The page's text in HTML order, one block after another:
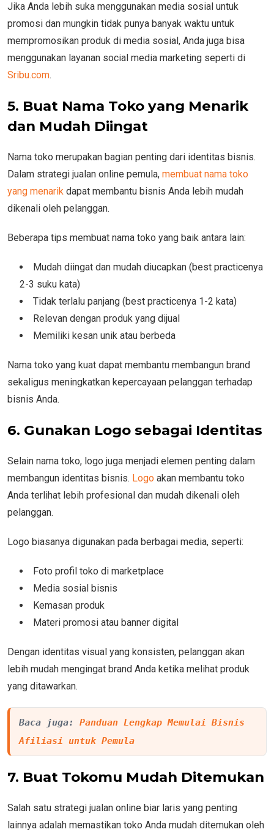
Jika Anda lebih suka menggunakan media sosial untuk
promosi dan mungkin tidak punya banyak waktu untuk
mempromosikan produk di media sosial, Anda juga bisa
menggunakan layanan social media marketing seperti di
Sribu.com.
5. Buat Nama Toko yang Menarik
dan Mudah Diingat
Nama toko merupakan bagian penting dari identitas bisnis.
Dalam strategi jualan online pemula, membuat nama toko
yang menarik dapat membantu bisnis Anda lebih mudah
dikenali oleh pelanggan.
Beberapa tips membuat nama toko yang baik antara lain:
Mudah diingat dan mudah diucapkan (best practicenya
2-3 suku kata)
Tidak terlalu panjang (best practicenya 1-2 kata)
Relevan dengan produk yang dijual
Memiliki kesan unik atau berbeda
Nama toko yang kuat dapat membantu membangun brand
sekaligus meningkatkan kepercayaan pelanggan terhadap
bisnis Anda.
6. Gunakan Logo sebagai Identitas
Selain nama toko, logo juga menjadi elemen penting dalam
membangun identitas bisnis. Logo akan membantu toko
Anda terlihat lebih profesional dan mudah dikenali oleh
pelanggan.
Logo biasanya digunakan pada berbagai media, seperti:
Foto profil toko di marketplace
Media sosial bisnis
Kemasan produk
Materi promosi atau banner digital
Dengan identitas visual yang konsisten, pelanggan akan
lebih mudah mengingat brand Anda ketika melihat produk
yang ditawarkan.
Baca juga: Panduan Lengkap Memulai Bisnis
Afiliasi untuk Pemula
7. Buat Tokomu Mudah Ditemukan
Salah satu strategi jualan online biar laris yang penting
lainnya adalah memastikan toko Anda mudah ditemukan oleh